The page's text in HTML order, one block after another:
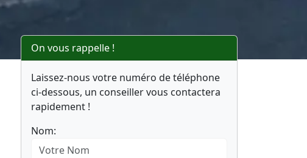
On vous rappelle !
Laissez-nous votre numéro de téléphone
ci-dessous, un conseiller vous contactera
rapidement !
Nom: